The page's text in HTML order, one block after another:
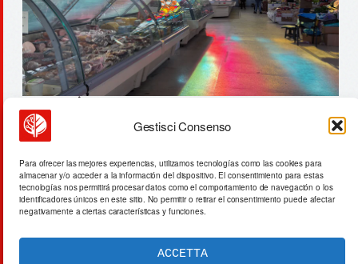
Gestisci Consenso
Para ofrecer las mejores experiencias, utilizamos tecnologías como las cookies para
almacenar y/o acceder a la información del dispositivo. El consentimiento para estas
tecnologías nos permitirá procesar datos como el comportamiento de navegación o los
identificadores únicos en este sitio. No permitir o retirar el consentimiento puede afectar
negativamente a ciertas características y funciones.
ACCETTA
baidu: inversión de 4.500
millones de rmb en ia durante año
nuevo chino